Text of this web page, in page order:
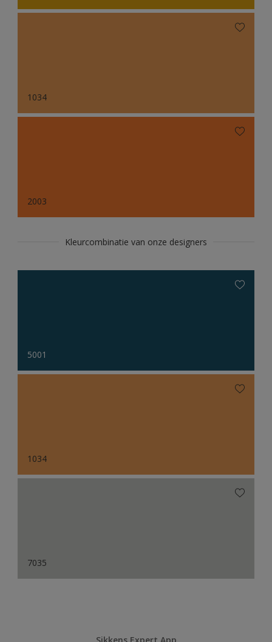
1034
2003
Kleurcombinatie van onze designers
5001
1034
7035
Sikkens Expert App